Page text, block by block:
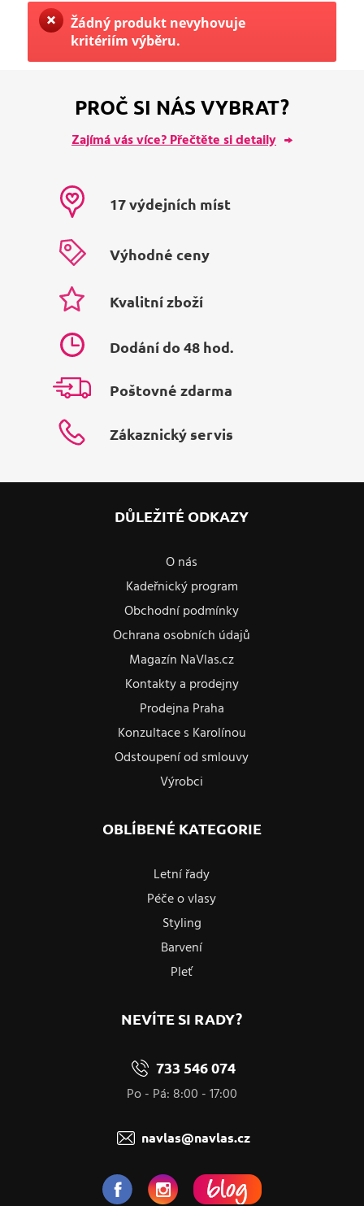
Žádný produkt nevyhovuje
kritériím výběru.
PROČ SI NÁS VYBRAT?
Zajímá vás více? Přečtěte si detaily
17 výdejních míst
Výhodné ceny
Kvalitní zboží
Dodání do 48 hod.
Poštovné zdarma
Zákaznický servis
DŮLEŽITÉ ODKAZY
O nás
Kadeřnický program
Obchodní podmínky
Ochrana osobních údajů
Magazín NaVlas.cz
Kontakty a prodejny
Prodejna Praha
Konzultace s Karolínou
Odstoupení od smlouvy
Výrobci
OBLÍBENÉ KATEGORIE
Letní řady
Péče o vlasy
Styling
Barvení
Pleť
NEVÍTE SI RADY?
733 546 074
Po - Pá: 8:00 - 17:00
navlas@navlas.cz